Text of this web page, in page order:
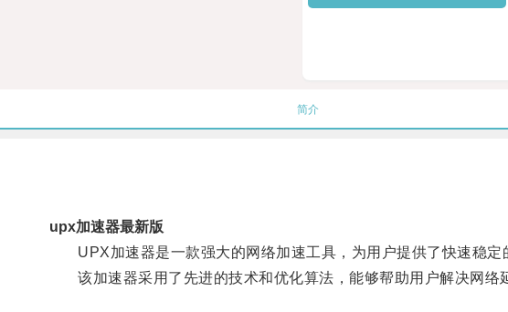
简介
upx加速器最新版
UPX加速器是一款强大的网络加速工具，为用户提供了快速稳定
该加速器采用了先进的技术和优化算法，能够帮助用户解决网络